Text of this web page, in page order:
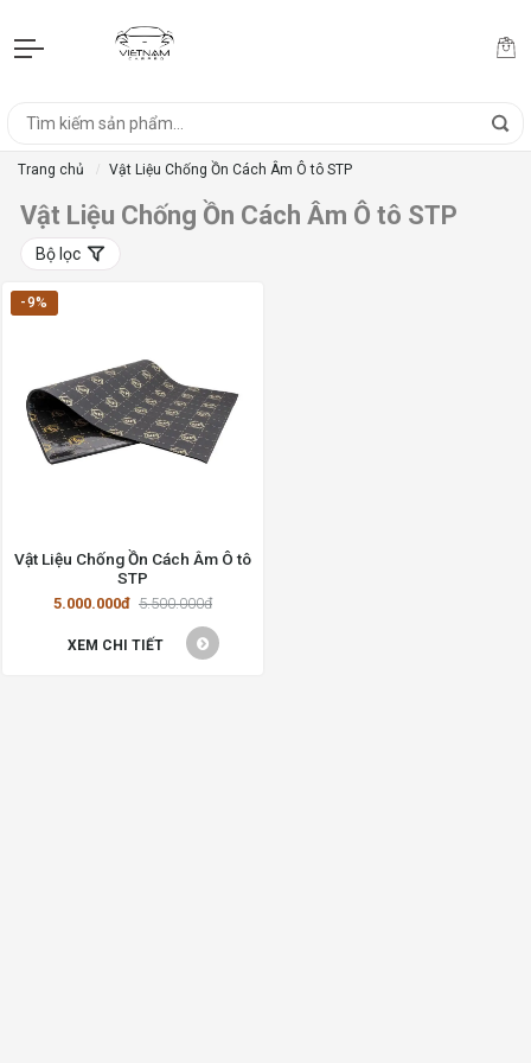
Trang chủ Vật Liệu Chống Ồn Cách Âm Ô tô STP
Vật Liệu Chống Ồn Cách Âm Ô tô STP
Bộ lọc
-9%
Vật Liệu Chống Ồn Cách Âm Ô tô
STP
5.000.000đ 5.500.000đ
XEM CHI TIẾT